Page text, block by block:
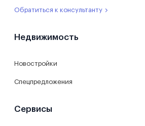
Обратиться к консультанту
Недвижимость
Новостройки
Спецпредложения
Сервисы